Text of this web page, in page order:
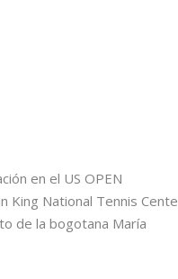
en el US OPEN
King National Tennis
de la bogotana María